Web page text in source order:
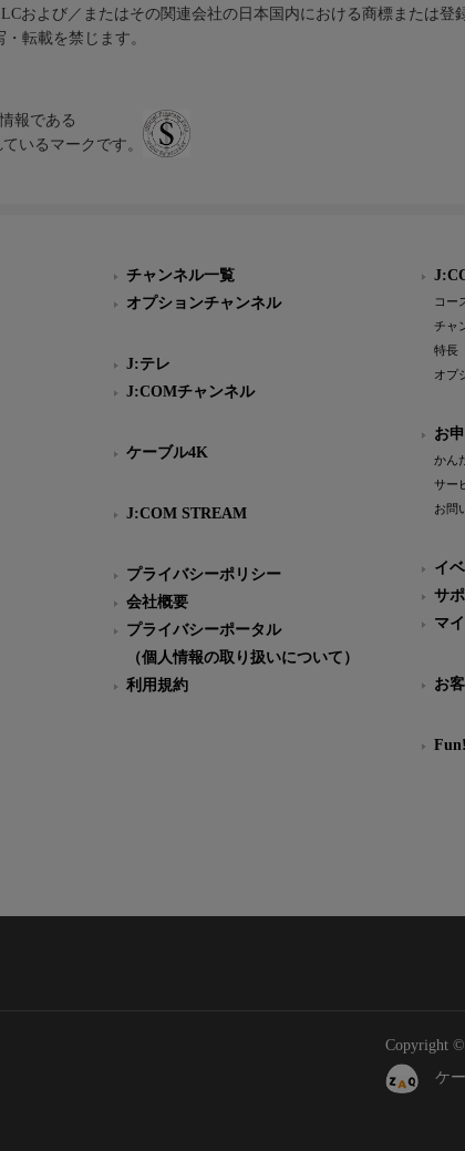
および／またはその関連会社の日本国内における商標または登
転載を禁じます。
報である
いるマークです。
チャンネル一覧
オプションチャンネル
J:テレ
J:COMチャンネル
ケーブル4K
J:COM STREAM
プライバシーポリシー
会社概要
プライバシーポータル
（個人情報の取り扱いについて）
利用規約
コー
チャ
特長
オプ
お
かん
サー
お問
イ
サ
マ
お
Copyright ©
ケ